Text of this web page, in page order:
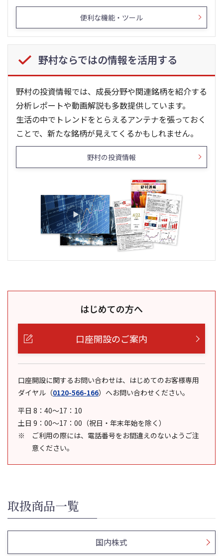
便利な機能・ツール
野村ならではの情報を活用する
野村の投資情報では、成長分野や関連銘柄を紹介する
分析レポートや動画解説も多数提供しています。
生活の中でトレンドをとらえるアンテナを張っておく
ことで、新たな銘柄が見えてくるかもしれません。
野村の投資情報
はじめての方へ
口座開設のご案内
口座開設に関するお問い合わせは、はじめてのお客様専用
ダイヤル （0120-566-166） へお問い合わせください。
平日 8：40～17：10
土日 9：00～17：00（祝日・年末年始を除く）
ご利用の際には、電話番号をお間違えのないようご注
意ください。
取扱商品一覧
国内株式